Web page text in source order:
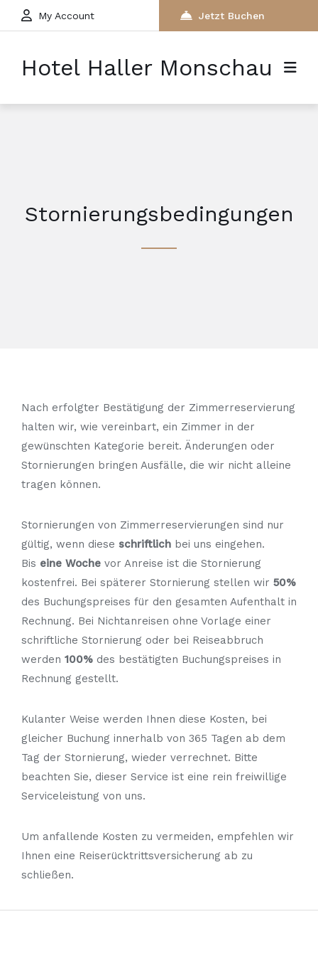
My Account Jetzt Buchen
Hotel Haller Monschau
Stornierungsbedingungen
Nach erfolgter Bestätigung der Zimmerreservierung
halten wir, wie vereinbart, ein Zimmer in der
gewünschten Kategorie bereit. Änderungen oder
Stornierungen bringen Ausfälle, die wir nicht alleine
tragen können.
Stornierungen von Zimmerreservierungen sind nur
gültig, wenn diese schriftlich bei uns eingehen.
Bis eine Woche vor Anreise ist die Stornierung
kostenfrei. Bei späterer Stornierung stellen wir 50%
des Buchungspreises für den gesamten Aufenthalt in
Rechnung. Bei Nichtanreisen ohne Vorlage einer
schriftliche Stornierung oder bei Reiseabbruch
werden 100% des bestätigten Buchungspreises in
Rechnung gestellt.
Kulanter Weise werden Ihnen diese Kosten, bei
gleicher Buchung innerhalb von 365 Tagen ab dem
Tag der Stornierung, wieder verrechnet. Bitte
beachten Sie, dieser Service ist eine rein freiwillige
Serviceleistung von uns.
Um anfallende Kosten zu vermeiden, empfehlen wir
Ihnen eine Reiserücktrittsversicherung ab zu
schließen.